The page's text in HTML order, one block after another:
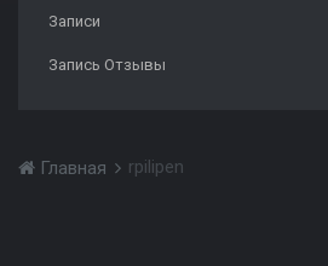
Записи
Запись Отзывы
Главная rpilipen